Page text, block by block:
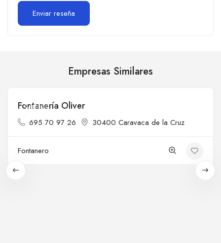
Empresas Similares
Cerrado
Fontanería Oliver
695 70 97 26 30400 Caravaca de la Cruz
Fontanero